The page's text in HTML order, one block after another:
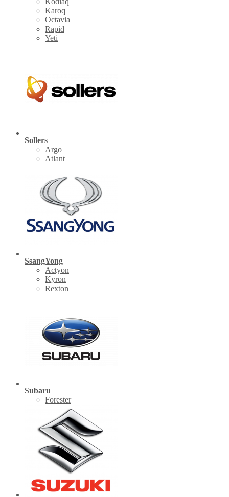
Karoq
Octavia
Rapid
Yeti
Sollers
Argo
Atlant
SsangYong
Actyon
Kyron
Rexton
Subaru
Forester